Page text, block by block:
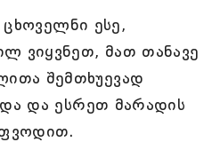
ცხოველნი ესე,
ვიყვნეთ, მათ თანავე
შემთხუევად
და ესრეთ მარადის